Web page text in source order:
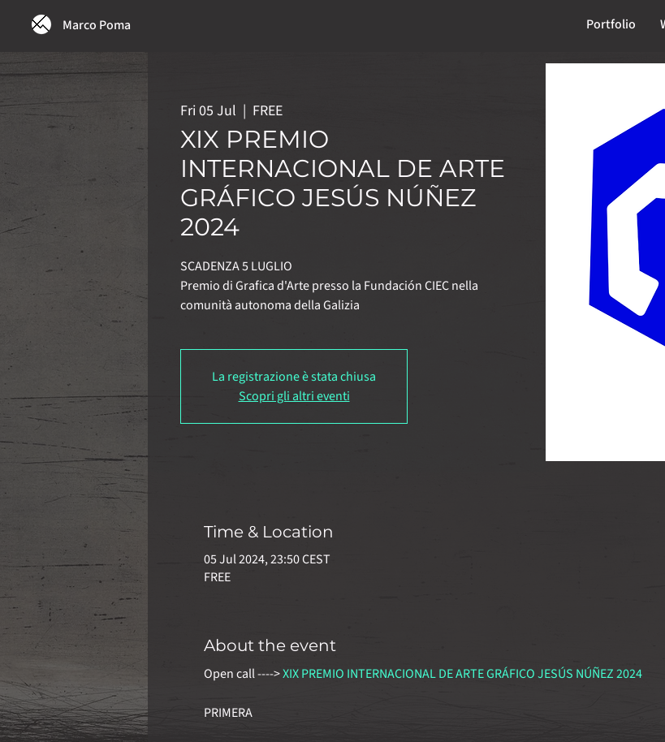
Marco Poma Portfolio
Fri 05 Jul
  |
FREE
XIX PREMIO
INTERNACIONAL DE ARTE
GRÁFICO JESÚS NÚÑEZ
2024
SCADENZA 5 LUGLIO
Premio di Grafica d'Arte presso la Fundación CIEC nella
comunità autonoma della Galizia
La registrazione è stata chiusa
Scopri gli altri eventi
Time & Location
05 Jul 2024, 23:50 CEST
FREE
About the event
Open call ----> XIX PREMIO INTERNACIONAL DE ARTE GRÁFICO JESÚS NÚÑEZ 2024
PRIMERA